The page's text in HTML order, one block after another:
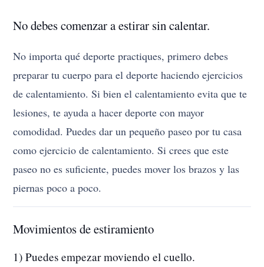
No debes comenzar a estirar sin calentar.
No importa qué deporte practiques, primero debes
preparar tu cuerpo para el deporte haciendo ejercicios
de calentamiento. Si bien el calentamiento evita que te
lesiones, te ayuda a hacer deporte con mayor
comodidad. Puedes dar un pequeño paseo por tu casa
como ejercicio de calentamiento. Si crees que este
paseo no es suficiente, puedes mover los brazos y las
piernas poco a poco.
Movimientos de estiramiento
1) Puedes empezar moviendo el cuello.